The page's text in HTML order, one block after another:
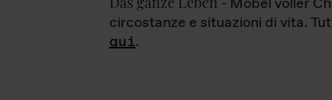
circostanze e situazioni di vita.
qui.